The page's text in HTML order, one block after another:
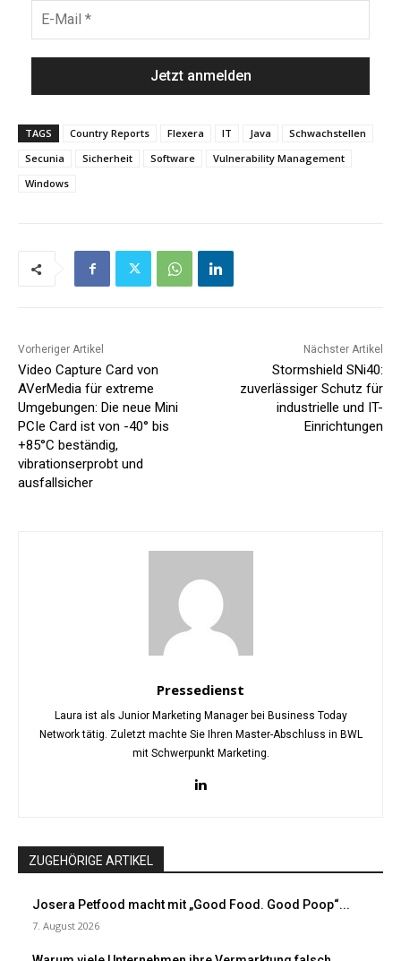
TAGS Country Reports Flexera IT Java
Schwachstellen
Secunia
Sicherheit Software
Vulnerability Management
Windows
Vorheriger Artikel
Video Capture Card von
AVerMedia für extreme
Umgebungen: Die neue Mini
PCIe Card ist von -40° bis
+85°C beständig,
vibrationserprobt und
ausfallsicher
Nächster Artikel
Stormshield SNi40:
zuverlässiger Schutz für
industrielle und IT-
Einrichtungen
Pressedienst
Laura ist als Junior Marketing Manager bei Business Today
Network tätig. Zuletzt machte Sie Ihren Master-Abschluss in BWL
mit Schwerpunkt Marketing.
ZUGEHÖRIGE ARTIKEL
Josera Petfood macht mit „Good Food. Good Poop“...
7. August 2026